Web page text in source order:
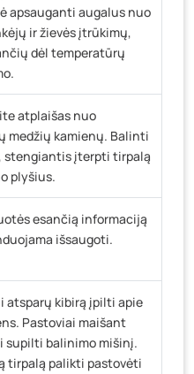
apsauganti augalus nuo
ir žievės įtrūkimų,
dėl temperatūrų
atplaišas nuo
medžių kamienų. Balinti
stengiantis įterpti tirpalą
plyšius.
esančią informaciją
išsaugoti.
atsparų kibirą įpilti apie
Pastoviai maišant
supilti balinimo mišinį.
tirpalą palikti pastovėti